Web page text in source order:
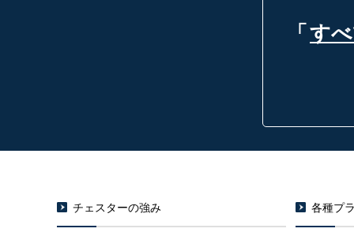
「 す
チェスターの強み 各種プ